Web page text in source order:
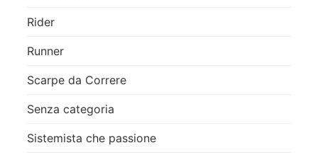
Rider
Runner
Scarpe da Correre
Senza categoria
Sistemista che passione